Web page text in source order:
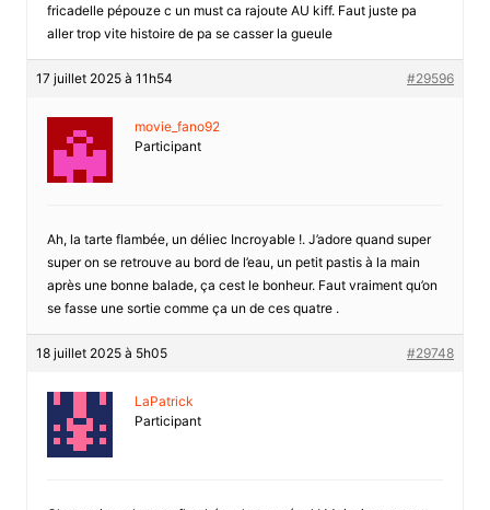
fricadelle pépouze c un must ca rajoute AU kiff. Faut juste pa
aller trop vite histoire de pa se casser la gueule
17 juillet 2025 à 11h54 #29596
movie_fano92
Participant
Ah, la tarte flambée, un déliec Incroyable !. J’adore quand super
super on se retrouve au bord de l’eau, un petit pastis à la main
après une bonne balade, ça cest le bonheur. Faut vraiment qu’on
se fasse une sortie comme ça un de ces quatre .
18 juillet 2025 à 5h05 #29748
LaPatrick
Participant